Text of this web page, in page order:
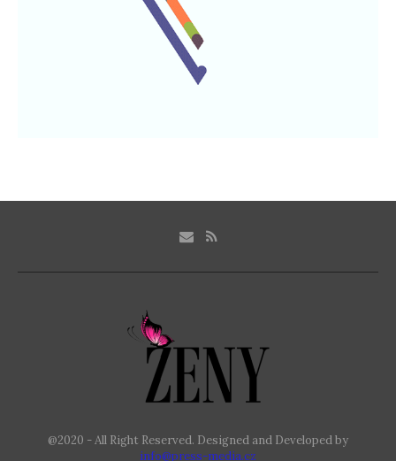
@2020 - All Right Reserved. Designed and Developed by
info@press-media.cz